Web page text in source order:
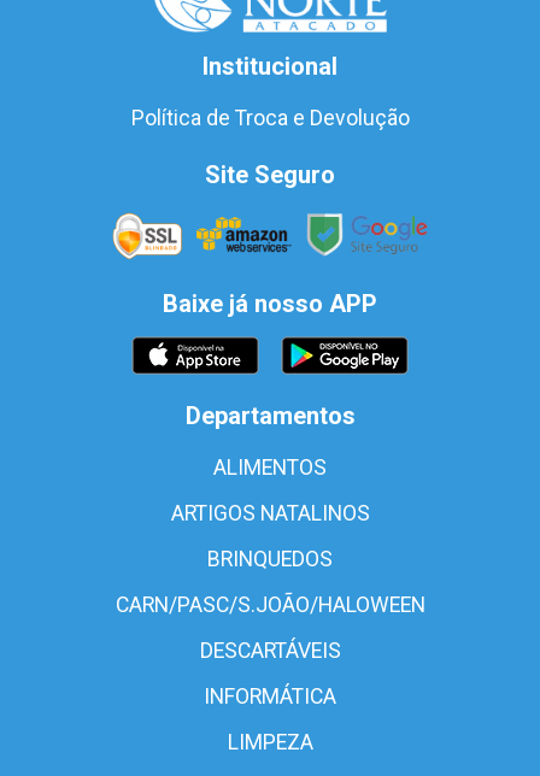
Institucional
Política de Troca e Devolução
Site Seguro
Baixe já nosso APP
Departamentos
ALIMENTOS
ARTIGOS NATALINOS
BRINQUEDOS
CARN/PASC/S.JOÃO/HALOWEEN
DESCARTÁVEIS
INFORMÁTICA
LIMPEZA